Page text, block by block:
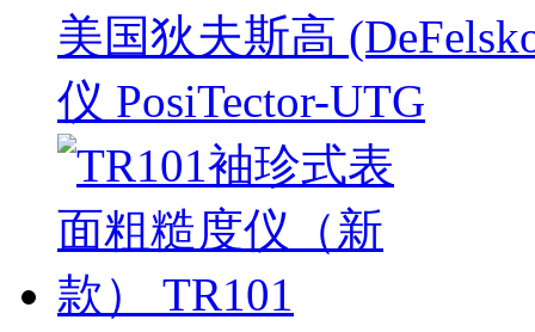
美国狄夫斯高
仪 PosiTector-UTG